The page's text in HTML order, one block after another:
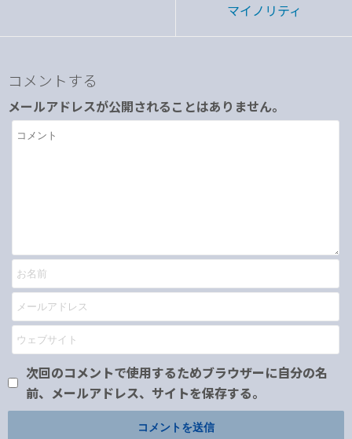
マイノリティ
コメントする
メールアドレスが公開されることはありません。
次回のコメントで使用するためブラウザーに自分の名
前、メールアドレス、サイトを保存する。